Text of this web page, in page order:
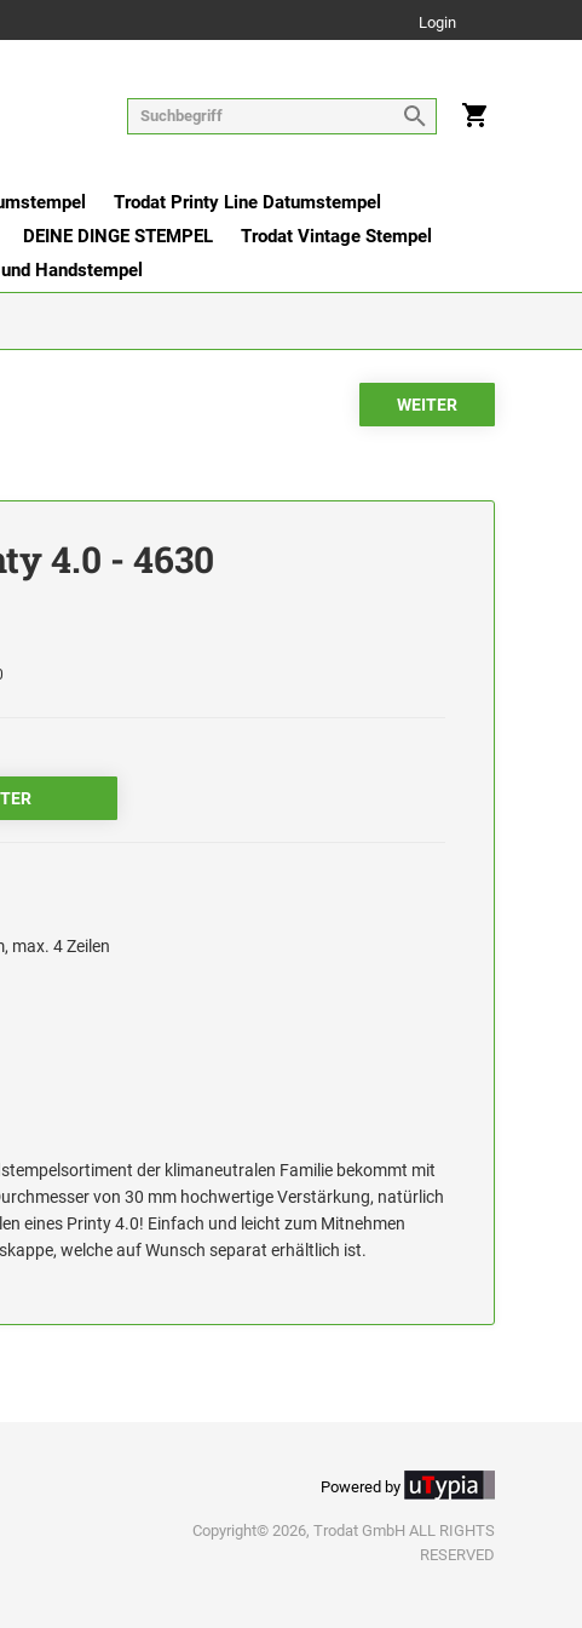
Login
Trodat Printy Line Datumstempel
DEINE DINGE STEMPEL
Trodat Vintage Stempel
Handstempel
4.0 - 4630
max. 4 Zeilen
der klimaneutralen Familie bekommt mit
von 30 mm hochwertige Verstärkung, natürlich
eines Printy 4.0! Einfach und leicht zum Mitnehmen
welche auf Wunsch separat erhältlich ist.
Powered by
Copyright© 2026, Trodat GmbH ALL RIGHTS
RESERVED